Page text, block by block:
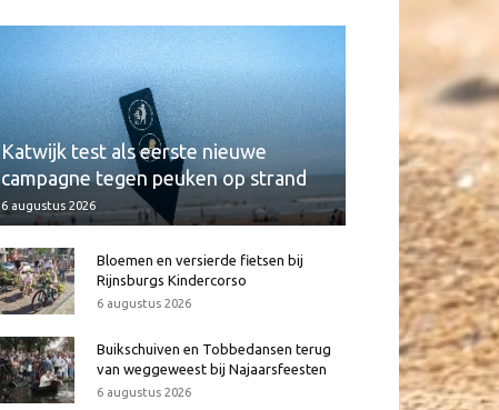
Katwijk test als eerste nieuwe
campagne tegen peuken op strand
6 augustus 2026
Bloemen en versierde fietsen bij
Rijnsburgs Kindercorso
6 augustus 2026
Buikschuiven en Tobbedansen terug
van weggeweest bij Najaarsfeesten
6 augustus 2026